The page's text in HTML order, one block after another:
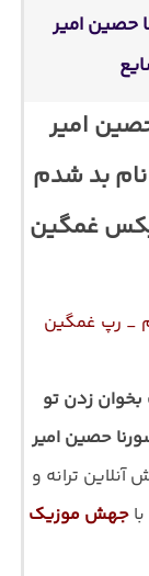
حصین امیر
امیر
بد شدم
غمگین
_ رپ غمگین
زدن تو
حصین امیر
آنلاین ترانه و
جهش موزیک